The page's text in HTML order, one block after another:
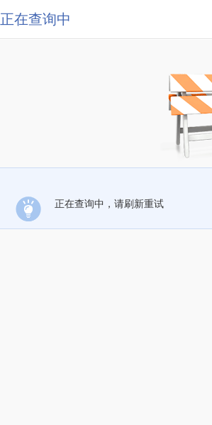
正在查询中
正在查询中，请刷新重试